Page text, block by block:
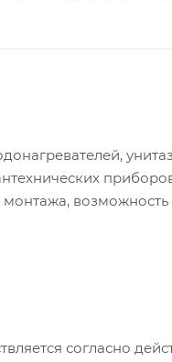
монтажа,
согласно